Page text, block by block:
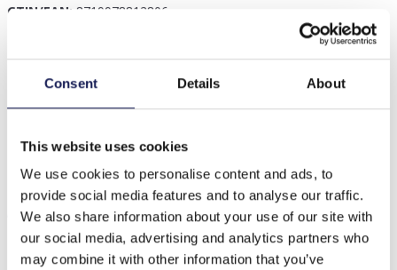
Consent Details About
This website uses cookies
We use cookies to personalise content and ads, to
provide social media features and to analyse our traffic.
We also share information about your use of our site with
our social media, advertising and analytics partners who
may combine it with other information that you’ve
GTIN/EAN: 8719978812806
Beschrijving
I-E23.1 N2517-025G S. Steel Necklace 2.5cm Heart 40 -
Anderen kochten ook